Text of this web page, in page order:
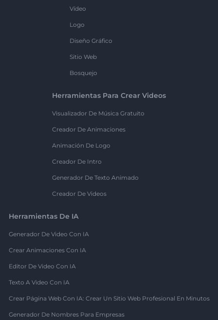
Vídeo
Logo
Diseño Gráfico
Sitio Web
Bosquejo
Herramientas Para Crear Videos
Visualizador De Música Gratuito
Creador De Animaciones
Animación De Logo
Creador De Intro
Generador De Texto Animado
Creador De Videos
Herramientas De IA
Generador De Video Con IA
Crear Animaciones Con IA
Editor De Video Con IA
Texto A Video Con IA
Crear Página Web Con IA: Crear Un Sitio Web Profesional En Minutos
Generador De Nombres Para Empresas